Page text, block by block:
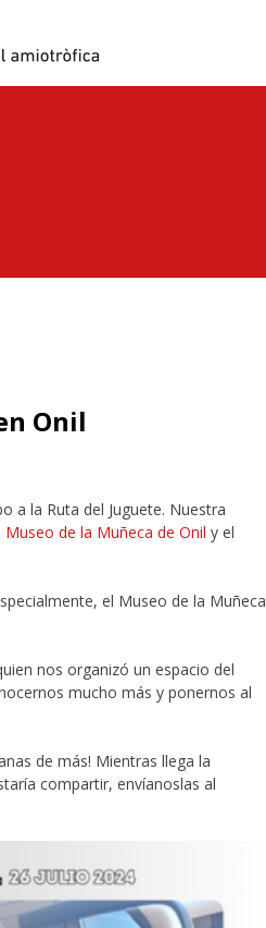
Onil
a la Ruta del Juguete. Nuestra
Museo de la Muñeca de Onil y el
el Museo de la Muñeca
nos organizó un espacio del
mucho más y ponernos al
de más! Mientras llega la
compartir, envíanoslas al